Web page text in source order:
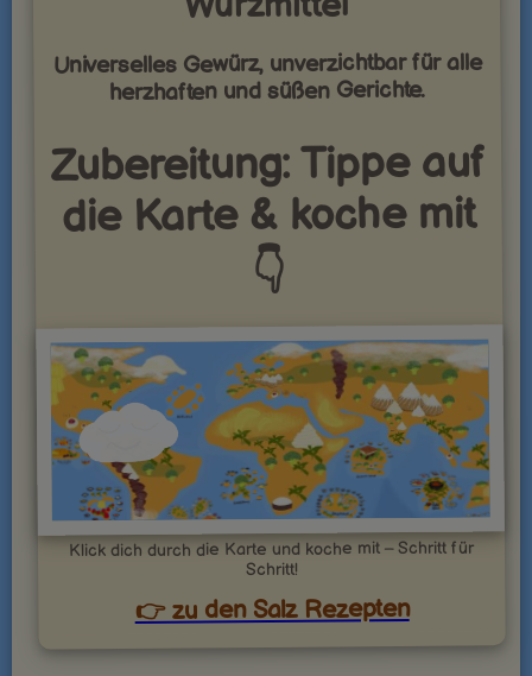
Universelles Gewürz, unverzichtbar für alle
herzhaften und süßen Gerichte.
Zubereitung: Tippe auf
die Karte & koche mit
👇
Klick dich durch die Karte und koche mit – Schritt für
Schritt!
👉 zu den Salz Rezepten